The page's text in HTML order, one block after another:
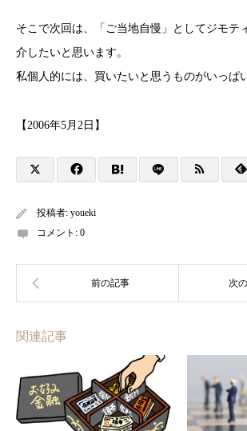
そこで次回は、「ご当地自慢」としてジモテ
介したいと思います。
私個人的には、買いたいと思うものがいっぱ
【2006年5月2日】
投稿者: youeki
コメント: 0
関連記事